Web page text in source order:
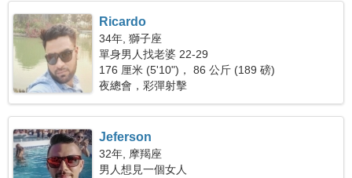
Ricardo
34年, 獅子座
單身男人找老婆 22-29
176 厘米 (5'10")， 86 公斤 (189 磅)
夜總會，彩彈射擊
Jeferson
32年, 摩羯座
男人想見一個女人